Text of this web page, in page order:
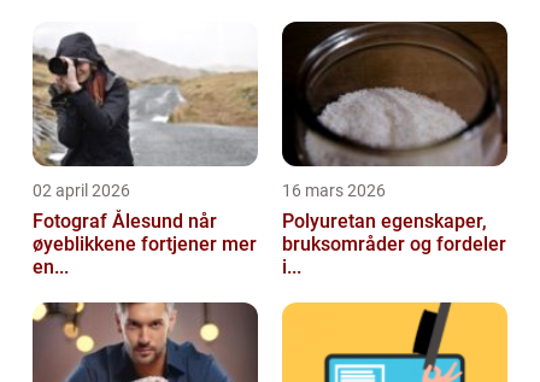
02 april 2026
Fotograf Ålesund når
øyeblikkene fortjener mer
en...
16 mars 2026
Polyuretan egenskaper,
bruksområder og fordeler
i...